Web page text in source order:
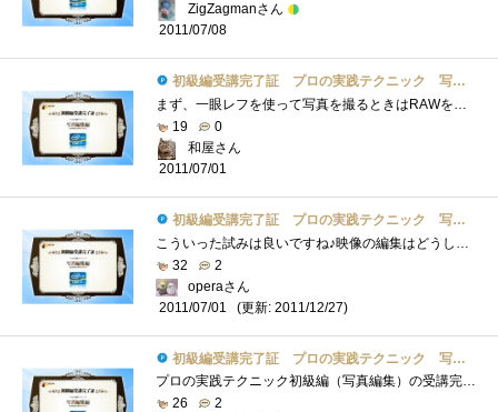
ZigZagmanさん
2011/07/08
初級編受講完了証 プロの実践テクニック 写真編集編
まず、一眼レフを使って写真を撮るときはRAWを使っておくと後でいくらでも調整がきくのでベターです。ホワイトバランスや明るさコントラスト�...
19
0
和屋さん
2011/07/01
初級編受講完了証 プロの実践テクニック 写真編集編
こういった試みは良いですね♪映像の編集はどうしてもとっつきににくい部分が有ったので、色々参考になりますね♪中級・上級が楽しみです♪�...
32
2
operaさん
2011/07/01
(更新: 2011/12/27)
初級編受講完了証 プロの実践テクニック 写真編集編
プロの実践テクニック初級編（写真編集）の受講完了しました！最初何かなと思っていましたが、こんなものがあったとは･･･TIP#1はRAWデータに...
26
2